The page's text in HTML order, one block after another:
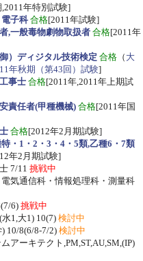
年特別試験]
子科 合格[2011年試験]
,一般毒物劇物取扱者 合格[2011年
）ディジタル技術検定 合格 （ 大
年秋期（第43回）試験]
事士 合格[2011年,2011年上期試
責任者(甲種機械) 合格[2011年国
合格[2012年2月期試験]
・1・2・3・4・5類,乙種6・7類
年2月期試験]
7/11 挑戦中
気通信科・情報処理科・測量科
6) 挑戦中
1,大1) 10(7)検討中
10/8(6/8-7/2)検討中
アーキテクト,PM,ST,AU,SM,(IP)